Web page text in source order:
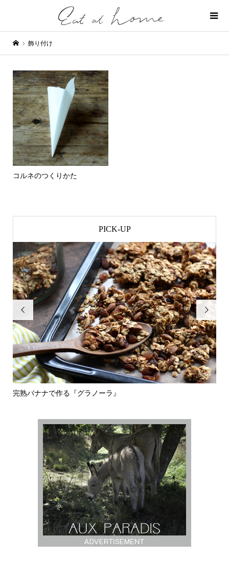
飾り付け
コルネのつくりかた
PICK-UP

完熟バナナで作る『グラノーラ』
